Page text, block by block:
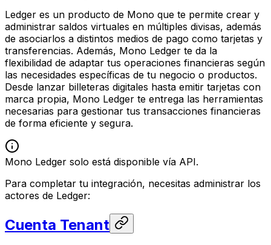
Ledger es un producto de Mono que te permite crear y
administrar saldos virtuales en múltiples divisas, además
de asociarlos a distintos medios de pago como tarjetas y
transferencias. Además, Mono Ledger te da la
flexibilidad de adaptar tus operaciones financieras según
las necesidades específicas de tu negocio o productos.
Desde lanzar billeteras digitales hasta emitir tarjetas con
marca propia, Mono Ledger te entrega las herramientas
necesarias para gestionar tus transacciones financieras
de forma eficiente y segura.
Mono Ledger solo está disponible vía API.
Para completar tu integración, necesitas administrar los
actores de Ledger:
Cuenta Tenant